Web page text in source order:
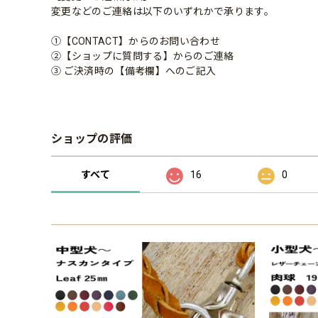
変更などのご連絡は以下のいずれかで承ります。
①【CONTACT】からのお問い合わせ
②【ショップに質問する】からのご連絡
③ ご決済時の【備考欄】へのご記入
ショップの評価
すべて 16 0